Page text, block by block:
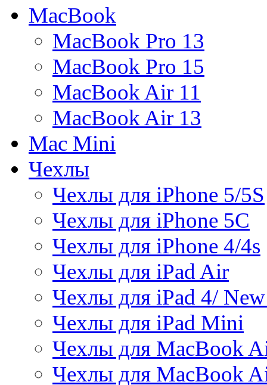
MacBook
MacBook Pro 13
MacBook Pro 15
MacBook Air 11
MacBook Air 13
Mac Mini
Чехлы
Чехлы для iPhone 5/5S
Чехлы для iPhone 5C
Чехлы для iPhone 4/4s
Чехлы для iPad Air
Чехлы для iPad 4/
Чехлы для iPad Mini
Чехлы для MacBook
Чехлы для MacBook